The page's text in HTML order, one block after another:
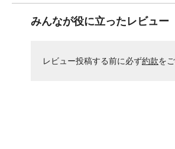
みんなが役に立ったレビュー
レビュー投稿する前に必ず約款を